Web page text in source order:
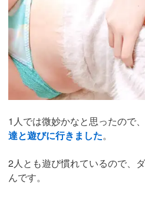
1人では微妙かなと思ったので
達と遊びに行きました。
2人とも遊び慣れているので、
んです。